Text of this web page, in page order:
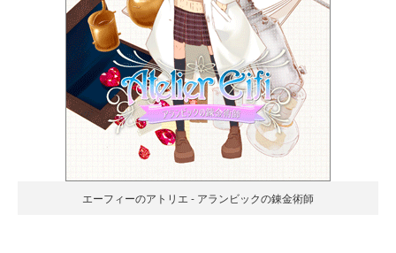
エーフィーのアトリエ - アランビックの錬金術師